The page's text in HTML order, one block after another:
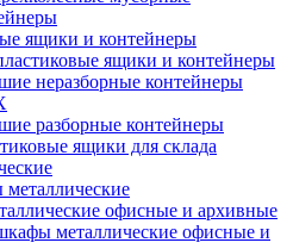
ящики и контейнеры
ящики и контейнеры
неразборные контейнеры
разборные контейнеры
ящики для склада
офисные и архивные
металлические офисные и